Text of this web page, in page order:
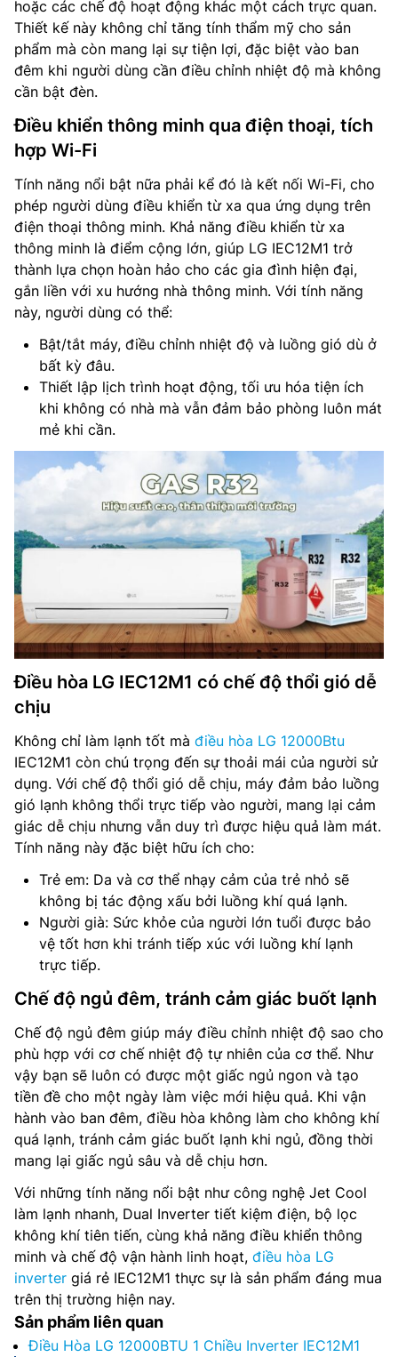
hoặc các chế độ hoạt động khác một cách trực quan.
Thiết kế này không chỉ tăng tính thẩm mỹ cho sản
phẩm mà còn mang lại sự tiện lợi, đặc biệt vào ban
đêm khi người dùng cần điều chỉnh nhiệt độ mà không
cần bật đèn.
Điều khiển thông minh qua điện thoại, tích
hợp Wi-Fi
Tính năng nổi bật nữa phải kể đó là kết nối Wi-Fi, cho
phép người dùng điều khiển từ xa qua ứng dụng trên
điện thoại thông minh. Khả năng điều khiển từ xa
thông minh là điểm cộng lớn, giúp LG IEC12M1 trở
thành lựa chọn hoàn hảo cho các gia đình hiện đại,
gắn liền với xu hướng nhà thông minh. Với tính năng
này, người dùng có thể:
Bật/tắt máy, điều chỉnh nhiệt độ và luồng gió dù ở
bất kỳ đâu.
Thiết lập lịch trình hoạt động, tối ưu hóa tiện ích
khi không có nhà mà vẫn đảm bảo phòng luôn mát
mẻ khi cần.
Điều hòa LG IEC12M1 có chế độ thổi gió dễ
chịu
Không chỉ làm lạnh tốt mà điều hòa LG 12000Btu
IEC12M1 còn chú trọng đến sự thoải mái của người sử
dụng. Với chế độ thổi gió dễ chịu, máy đảm bảo luồng
gió lạnh không thổi trực tiếp vào người, mang lại cảm
giác dễ chịu nhưng vẫn duy trì được hiệu quả làm mát.
Tính năng này đặc biệt hữu ích cho:
Trẻ em: Da và cơ thể nhạy cảm của trẻ nhỏ sẽ
không bị tác động xấu bởi luồng khí quá lạnh.
Người già: Sức khỏe của người lớn tuổi được bảo
vệ tốt hơn khi tránh tiếp xúc với luồng khí lạnh
trực tiếp.
Chế độ ngủ đêm, tránh cảm giác buốt lạnh
Chế độ ngủ đêm giúp máy điều chỉnh nhiệt độ sao cho
phù hợp với cơ chế nhiệt độ tự nhiên của cơ thể. Như
vậy bạn sẽ luôn có được một giấc ngủ ngon và tạo
tiền đề cho một ngày làm việc mới hiệu quả. Khi vận
hành vào ban đêm, điều hòa không làm cho không khí
quá lạnh, tránh cảm giác buốt lạnh khi ngủ, đồng thời
mang lại giấc ngủ sâu và dễ chịu hơn.
Với những tính năng nổi bật như công nghệ Jet Cool
làm lạnh nhanh, Dual Inverter tiết kiệm điện, bộ lọc
không khí tiên tiến, cùng khả năng điều khiển thông
minh và chế độ vận hành linh hoạt, điều hòa LG
inverter giá rẻ IEC12M1 thực sự là sản phẩm đáng mua
trên thị trường hiện nay.
Sản phẩm liên quan
Điều Hòa LG 12000BTU 1 Chiều Inverter IEC12M1